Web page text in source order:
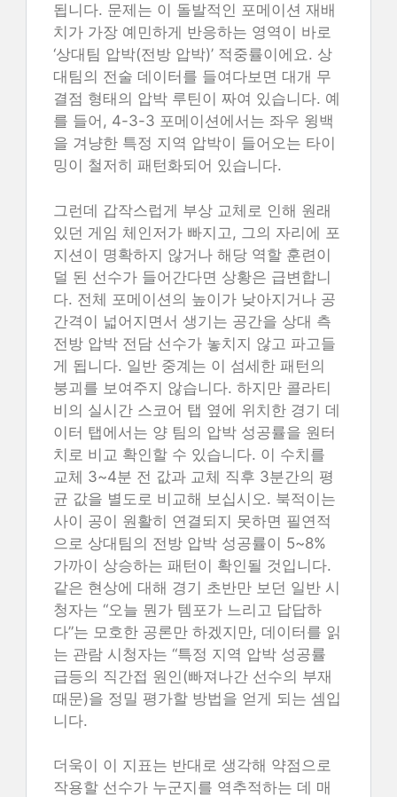
됩니다. 문제는 이 돌발적인 포메이션 재배
치가 가장 예민하게 반응하는 영역이 바로
‘상대팀 압박(전방 압박)’ 적중률이에요. 상
대팀의 전술 데이터를 들여다보면 대개 무
결점 형태의 압박 루틴이 짜여 있습니다. 예
를 들어, 4-3-3 포메이션에서는 좌우 윙백
을 겨냥한 특정 지역 압박이 들어오는 타이
밍이 철저히 패턴화되어 있습니다.
그런데 갑작스럽게 부상 교체로 인해 원래
있던 게임 체인저가 빠지고, 그의 자리에 포
지션이 명확하지 않거나 해당 역할 훈련이
덜 된 선수가 들어간다면 상황은 급변합니
다. 전체 포메이션의 높이가 낮아지거나 공
간격이 넓어지면서 생기는 공간을 상대 측
전방 압박 전담 선수가 놓치지 않고 파고들
게 됩니다. 일반 중계는 이 섬세한 패턴의
붕괴를 보여주지 않습니다. 하지만 콜라티
비의 실시간 스코어 탭 옆에 위치한 경기 데
이터 탭에서는 양 팀의 압박 성공률을 원터
치로 비교 확인할 수 있습니다. 이 수치를
교체 3~4분 전 값과 교체 직후 3분간의 평
균 값을 별도로 비교해 보십시오. 북적이는
사이 공이 원활히 연결되지 못하면 필연적
으로 상대팀의 전방 압박 성공률이 5~8%
가까이 상승하는 패턴이 확인될 것입니다.
같은 현상에 대해 경기 초반만 보던 일반 시
청자는 “오늘 뭔가 템포가 느리고 답답하
다”는 모호한 공론만 하겠지만, 데이터를 읽
는 관람 시청자는 “특정 지역 압박 성공률
급등의 직간접 원인(빠져나간 선수의 부재
때문)을 정밀 평가할 방법을 얻게 되는 셈입
니다.
더욱이 이 지표는 반대로 생각해 약점으로
작용할 선수가 누군지를 역추적하는 데 매